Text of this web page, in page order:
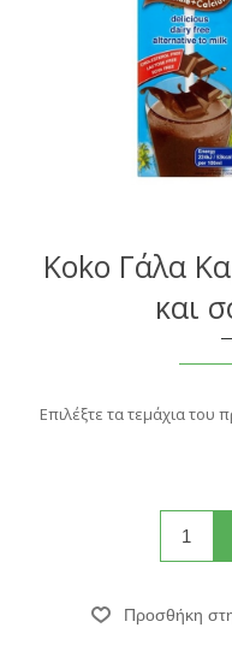
Koko Γάλα
και
Επιλέξτε τα τεμάχια του